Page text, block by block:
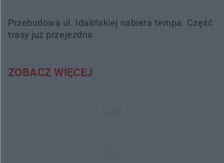
Przebudowa ul. Idalińskiej nabiera tempa. Część
trasy już przejezdna
ZOBACZ WIĘCEJ